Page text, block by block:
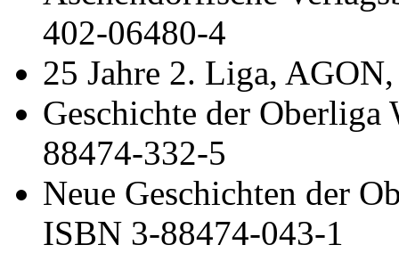
402-06480-4
25 Jahre 2. Liga,
Geschichte der
88474-332-5
Neue Geschichten der
ISBN 3-88474-043-1